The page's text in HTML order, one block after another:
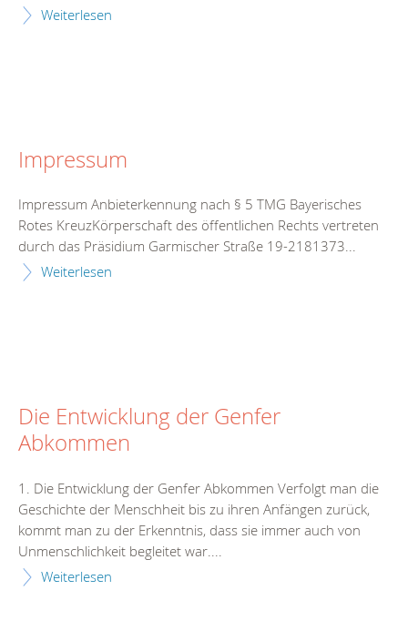
Weiterlesen
Impressum
Impressum Anbieterkennung nach § 5 TMG Bayerisches
Rotes KreuzKörperschaft des öffentlichen Rechts vertreten
durch das Präsidium Garmischer Straße 19-2181373...
Weiterlesen
Die Entwicklung der Genfer
Abkommen
1. Die Entwicklung der Genfer Abkommen Verfolgt man die
Geschichte der Menschheit bis zu ihren Anfängen zurück,
kommt man zu der Erkenntnis, dass sie immer auch von
Unmenschlichkeit begleitet war....
Weiterlesen